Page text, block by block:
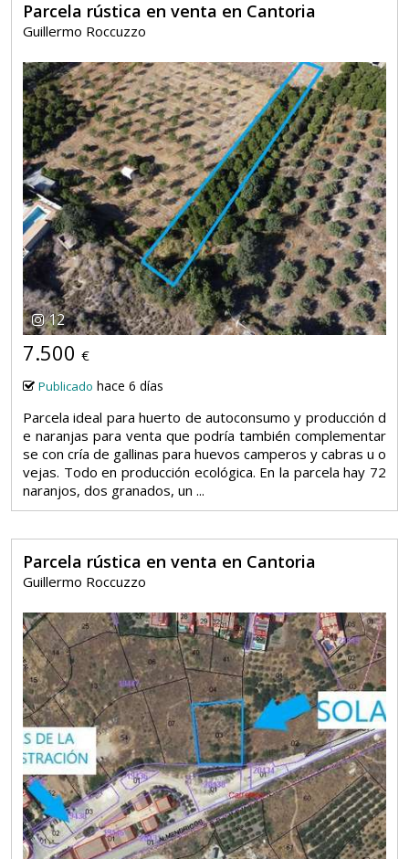
Parcela rústica en venta en Cantoria
Guillermo Roccuzzo
12
7.500 €
Publicado hace 6 días
Parcela ideal para huerto de autoconsumo y producción d
e naranjas para venta que podría también complementar
se con cría de gallinas para huevos camperos y cabras u o
vejas. Todo en producción ecológica. En la parcela hay 72
naranjos, dos granados, un ...
Parcela rústica en venta en Cantoria
Guillermo Roccuzzo